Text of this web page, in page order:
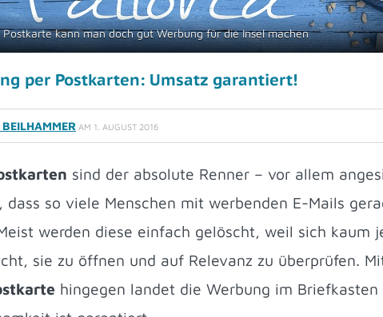
Postkarte kann man doch gut Werbung für die Insel machen
per Postkarten: Umsatz garantiert!
AM 1. AUGUST 2016
sind der absolute Renner – vor allem
dass so viele Menschen mit werbenden E-Mails
werden diese einfach gelöscht, weil sich kaum
sie zu öffnen und auf Relevanz zu überprüfen.
hingegen landet die Werbung im Briefkasten